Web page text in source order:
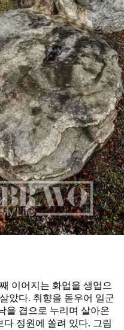
이어지는 화업을 생업으
았다. 취향을 돋우어 일군
을 겹으로 누리며 살아온
정원에 쏠려 있다. 그림